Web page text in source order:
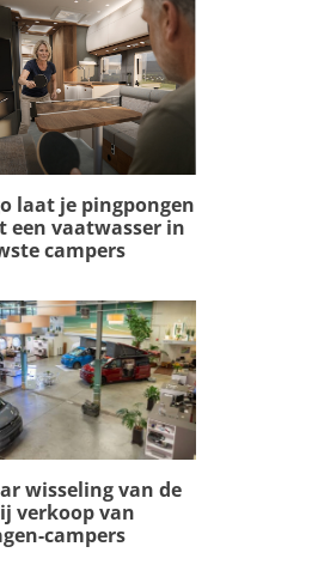
laat je pingpongen
een vaatwasser in
campers
wisseling van de
verkoop van
campers